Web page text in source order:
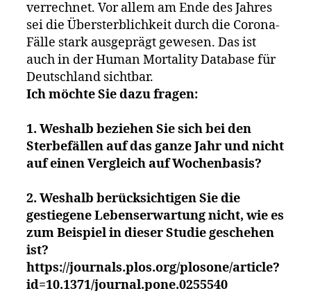
verrechnet. Vor allem am Ende des Jahres
sei die Übersterblichkeit durch die Corona-
Fälle stark ausgeprägt gewesen. Das ist
auch in der Human Mortality Database für
Deutschland sichtbar.
Ich möchte Sie dazu fragen:
1. Weshalb beziehen Sie sich bei den
Sterbefällen auf das ganze Jahr und nicht
auf einen Vergleich auf Wochenbasis?
2. Weshalb berücksichtigen Sie die
gestiegene Lebenserwartung nicht, wie es
zum Beispiel in dieser Studie geschehen
ist?
https://journals.plos.org/plosone/article?
id=10.1371/journal.pone.0255540